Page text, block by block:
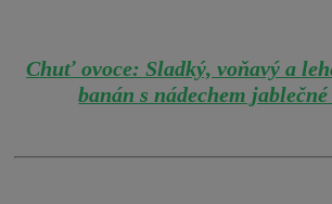
Chuť ovoce: Sladký, voňavý a
banán s nádechem jablečné